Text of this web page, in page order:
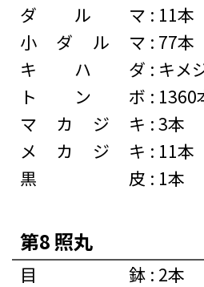
ダルマ : 11本
小ダルマ : 77本
キハダ : キメ
トンボ : 1360
マカジキ : 3本
メカジキ : 11本
黒皮 : 1本
第8 照丸
目鉢 : 2本